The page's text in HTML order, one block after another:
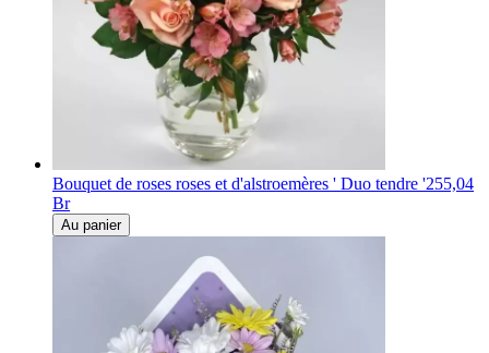
Bouquet de roses roses et d'alstroemères ' Duo tendre '255,04
Br
Au panier